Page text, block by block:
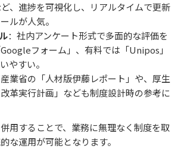
、進捗を可視化し、リアルタイムで更新
ルが人気。
：社内アンケート形式で多面的な評価を
フォーム」、有料では「Unipos」
やすい。
業省の「人材版伊藤レポート」や、厚生
革実行計画」なども制度設計時の参考に
用することで、業務に無理なく制度を取
な運用が可能となります。